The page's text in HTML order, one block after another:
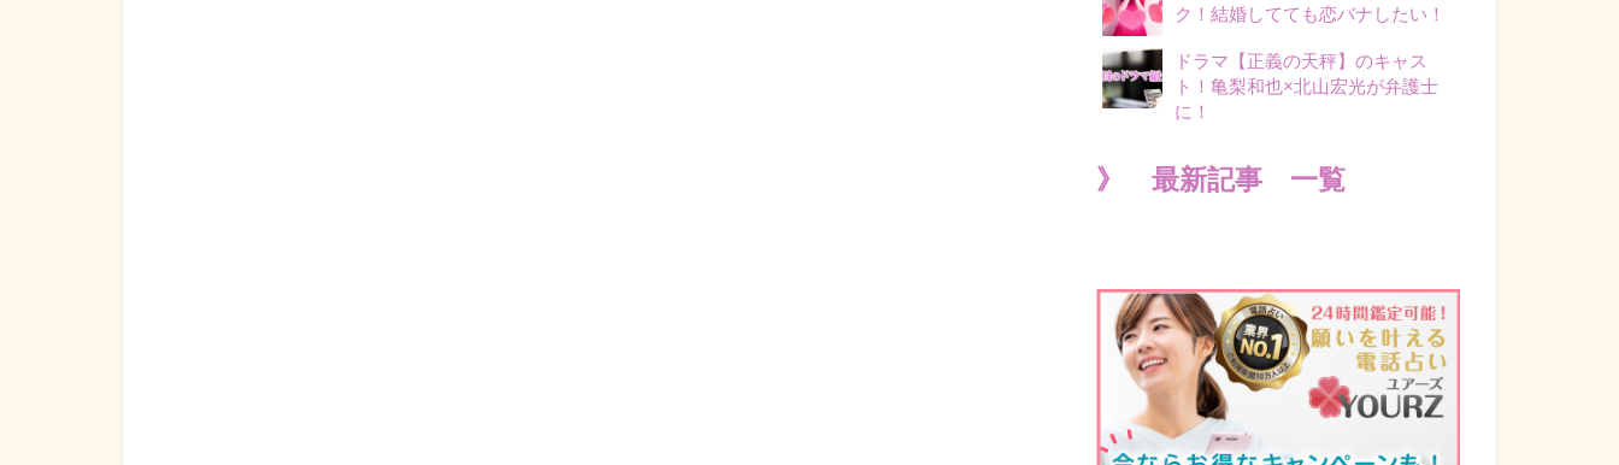
ク！結婚してても恋バナしたい！
ドラマ【正義の天秤】のキャス
ト！亀梨和也×北山宏光が弁護士
に！
》 最新記事 一覧